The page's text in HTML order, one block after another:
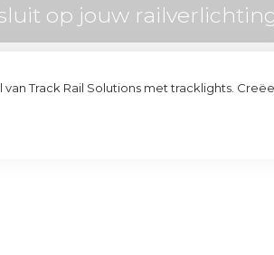
op jouw
Track Rail Solutions met tracklights.